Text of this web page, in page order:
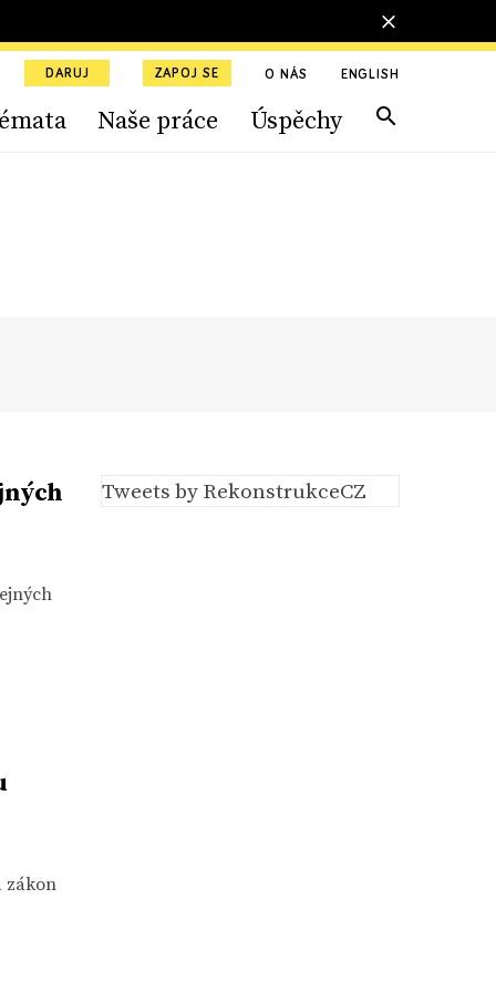
DARUJ ZAPOJ SE O NÁS ENGLISH
Naše práce Úspěchy
zákon
Tweets by RekonstrukceCZ